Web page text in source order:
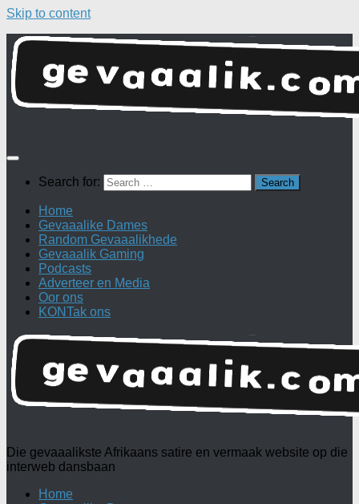
Skip to content
Search for:
Home
Gevaaalike Dames
Random Gevaaalikhede
Gevaaalik Gaming
Podcasts
Adverteer en Media
Oor ons
KONTak ons
Die gevaaalikste Afrikaans satire en vermaak website op die
interweb dansbaan
Home